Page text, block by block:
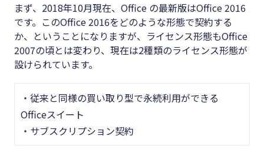
まず、2018年10月現在、Office の最新版はOffice 2016
です。このOffice 2016をどのような形態で契約する
か、ということになりますが、ライセンス形態もOffice
2007の頃とは変わり、現在は2種類のライセンス形態が
設けられています。
・従来と同様の買い取り型で永続利用ができる
Officeスイート
・サブスクリプション契約